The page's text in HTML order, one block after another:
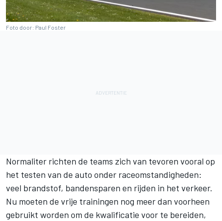
Foto door: Paul Foster
Normaliter richten de teams zich van tevoren vooral op
het testen van de auto onder raceomstandigheden:
veel brandstof, bandensparen en rijden in het verkeer.
Nu moeten de vrije trainingen nog meer dan voorheen
gebruikt worden om de kwalificatie voor te bereiden,